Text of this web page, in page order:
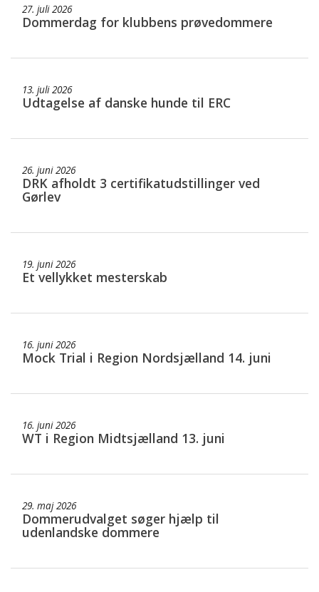
27. juli 2026
Dommerdag for klubbens prøvedommere
13. juli 2026
Udtagelse af danske hunde til ERC
26. juni 2026
DRK afholdt 3 certifikatudstillinger ved
Gørlev
19. juni 2026
Et vellykket mesterskab
16. juni 2026
Mock Trial i Region Nordsjælland 14. juni
16. juni 2026
WT i Region Midtsjælland 13. juni
29. maj 2026
Dommerudvalget søger hjælp til
udenlandske dommere